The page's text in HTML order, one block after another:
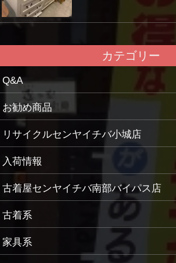
カテゴリー
Q&A
お勧め商品
リサイクルセンヤイチバ小城店
入荷情報
古着屋センヤイチバ南部バイパス店
古着系
家具系